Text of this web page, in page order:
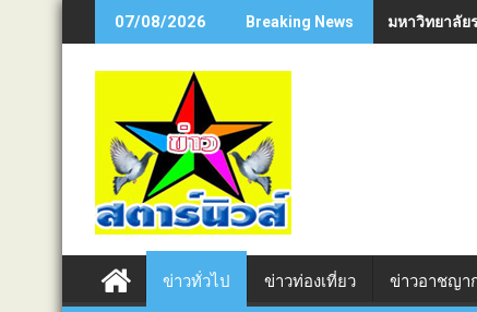
to
07/08/2026 Breaking News มหาวิทยาลั
ข่าวทั่วไป ข่าวท่องเที่ยว ข่าวอาชญา